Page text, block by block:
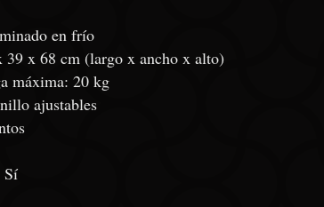
en frío
39 x 68 cm (largo x ancho x alto)
máxima: 20 kg
ajustables
Sí